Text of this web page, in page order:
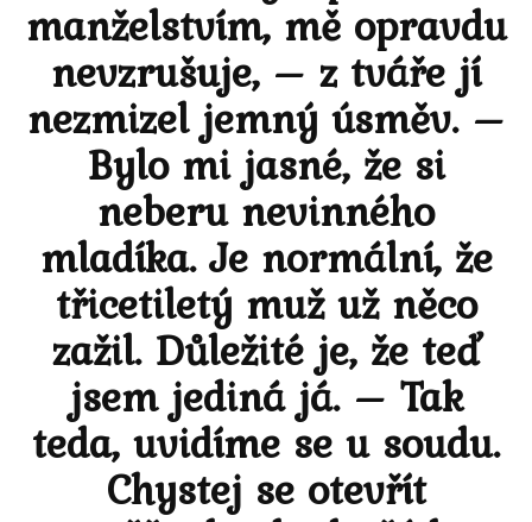
manželstvím, mě opravdu
nevzrušuje, – z tváře jí
nezmizel jemný úsměv. –
Bylo mi jasné, že si
neberu nevinného
mladíka. Je normální, že
třicetiletý muž už něco
zažil. Důležité je, že teď
jsem jediná já. – Tak
teda, uvidíme se u soudu.
Chystej se otevřít